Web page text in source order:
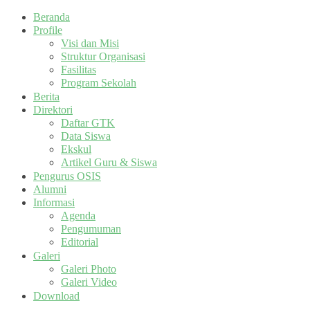
Beranda
Profile
Visi dan Misi
Struktur Organisasi
Fasilitas
Program Sekolah
Berita
Direktori
Daftar GTK
Data Siswa
Ekskul
Artikel Guru & Siswa
Pengurus OSIS
Alumni
Informasi
Agenda
Pengumuman
Editorial
Galeri
Galeri Photo
Galeri Video
Download